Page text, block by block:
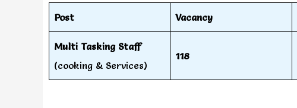
Post Vacancy
Multi Tasking Staff
(cooking & Services)
118